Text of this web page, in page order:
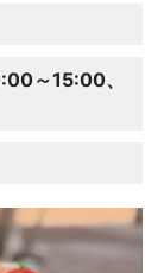
～15:00、